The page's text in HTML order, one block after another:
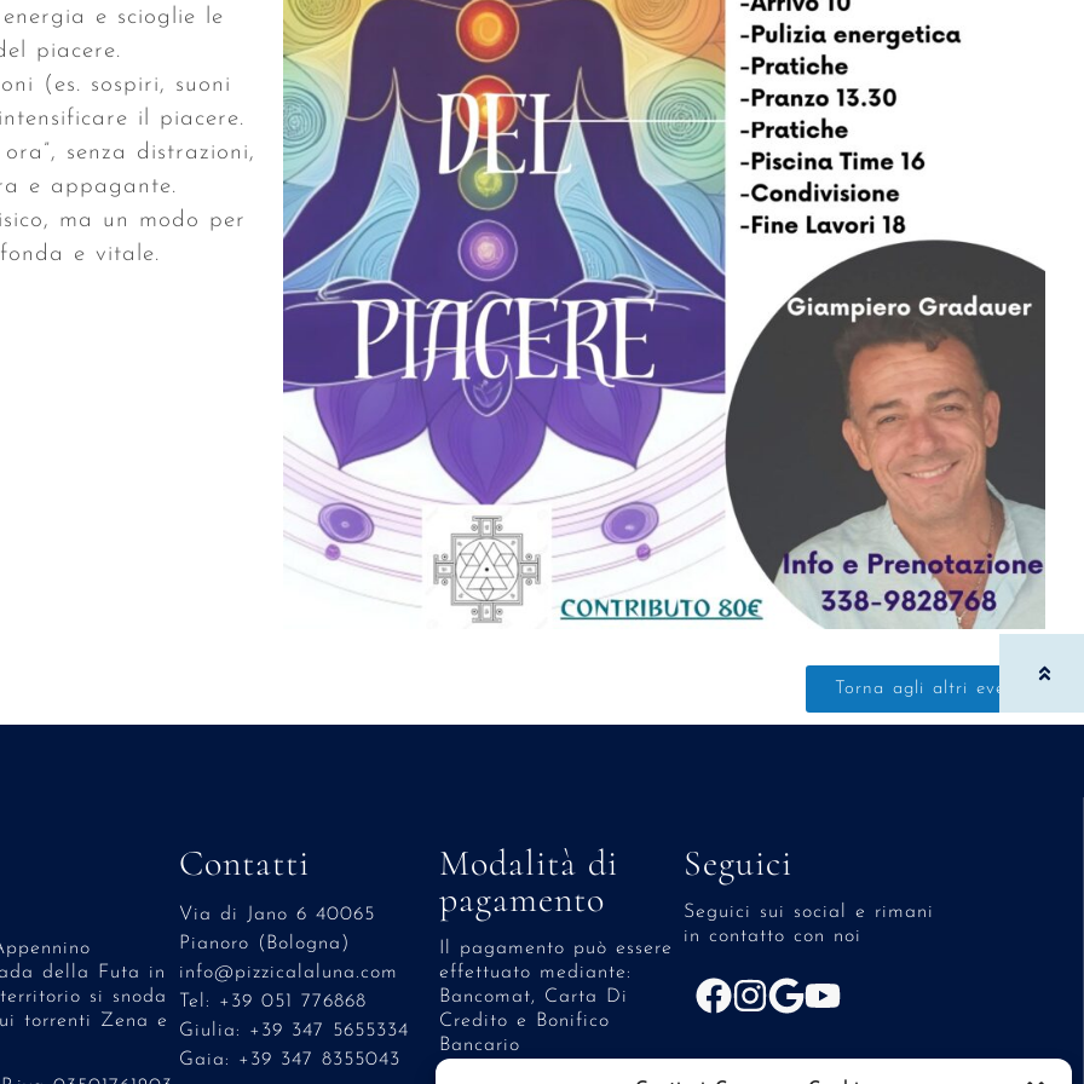
e scioglie le
piacere.
(es. sospiri, suoni
il piacere.
senza distrazioni,
e appagante.
ma un modo per
e vitale.
Torna agli altri eventi
della Futa in
si snoda
torrenti Zena e
Contatti
Via di Jano 6 40065
Pianoro (Bologna)
info@pizzicalaluna.com
Tel: +39 051 776868
Giulia: +39 347 5655334
Gaia: +39 347 8355043
Modalità di
pagamento
Il pagamento può essere
effettuato mediante:
Bancomat, Carta Di
Credito e Bonifico
Bancario
Seguici
Seguici sui social e rimani
in contatto con noi